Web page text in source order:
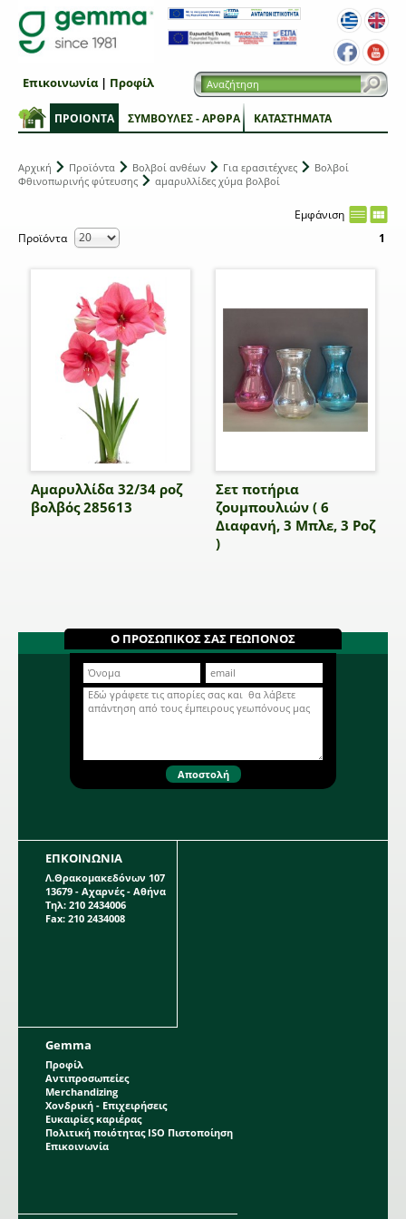
ΠΡΟΙΟΝΤΑ ΣΥΜΒΟΥΛΕΣ - ΑΡΘΡΑ ΚΑΤΑΣΤΗΜΑΤΑ
Επικοινωνία| Προφίλ
Αρχική Προϊόντα Βολβοί ανθέων Για ερασιτέχνες
Βολβοί
Φθινοπωρινής φύτευσης
αμαρυλλίδες χύμα βολβοί
Εμφάνιση
Προϊόντα
1
Αμαρυλλίδα 32/34 ροζ
βολβός 285613
Σετ ποτήρια
ζουμπουλιών ( 6
Διαφανή, 3 Μπλε, 3 Ροζ
)
Ο ΠΡΟΣΩΠΙΚΟΣ ΣΑΣ ΓΕΩΠΟΝΟΣ
ΕΠΚΟΙΝΩΝΙΑ
Λ.Θρακομακεδόνων 107
13679 - Αχαρνές - Αθήνα
Τηλ: 210 2434006
Fax: 210 2434008
Gemma
Προφίλ
Αντιπροσωπείες
Merchandizing
Χονδρική - Επιχειρήσεις
Ευκαιρίες καριέρας
Πολιτική ποιότητας ISO Πιστοποίηση
Επικοινωνία